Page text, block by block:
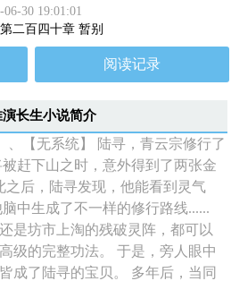
06-30 19:01:01
第二百四十章 暂别
阅读记录
演长生小说简介
、【无系统】 陆寻，青云宗修行了
赶下山之时，意外得到了两张金
之后，陆寻发现，他能看到灵气
中生成了不一样的修行路线......
是坊市上淘的残破灵阵，都可以
级的完整功法。 于是，旁人眼中
成了陆寻的宝贝。 多年后，当同